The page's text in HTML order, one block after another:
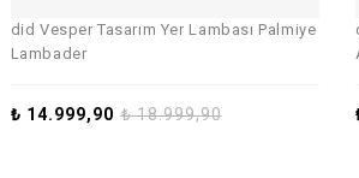
did Vesper Tasarım Yer Lambası Palmiye
Lambader
₺18.999,90
₺ 14.999,90